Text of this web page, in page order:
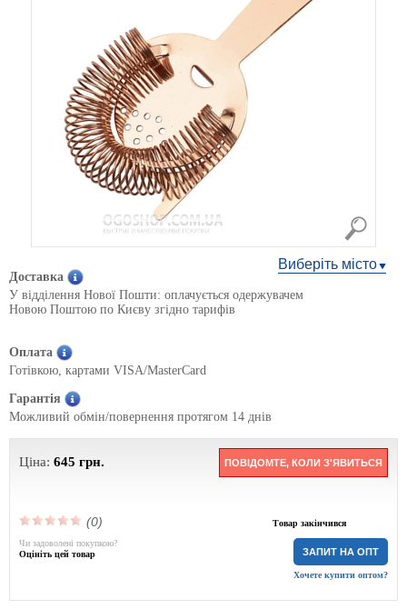
Виберіть місто
Доставка
У відділення Нової Пошти: оплачується одержувачем
Новою Поштою по Києву згідно тарифів
Оплата
Готівкою, картами VISA/MasterCard
Гарантія
Можливий обмін/повернення протягом 14 днів
Ціна: 645 грн. ПОВІДОМТЕ, КОЛИ З'ЯВИТЬСЯ
(0) Товар закінчився
ЗАПИТ НА ОПТ
Хочете купити оптом?
Чи задоволені покупкою?
Оцініть цей товар